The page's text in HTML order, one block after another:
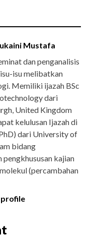
R
S
Mustafa
dan penganalisis
isu melibatkan
Memiliki ijazah BSc
dari
United Kingdom
kelulusan Ijazah di
dari University of
bidang
kajian
(percambahan